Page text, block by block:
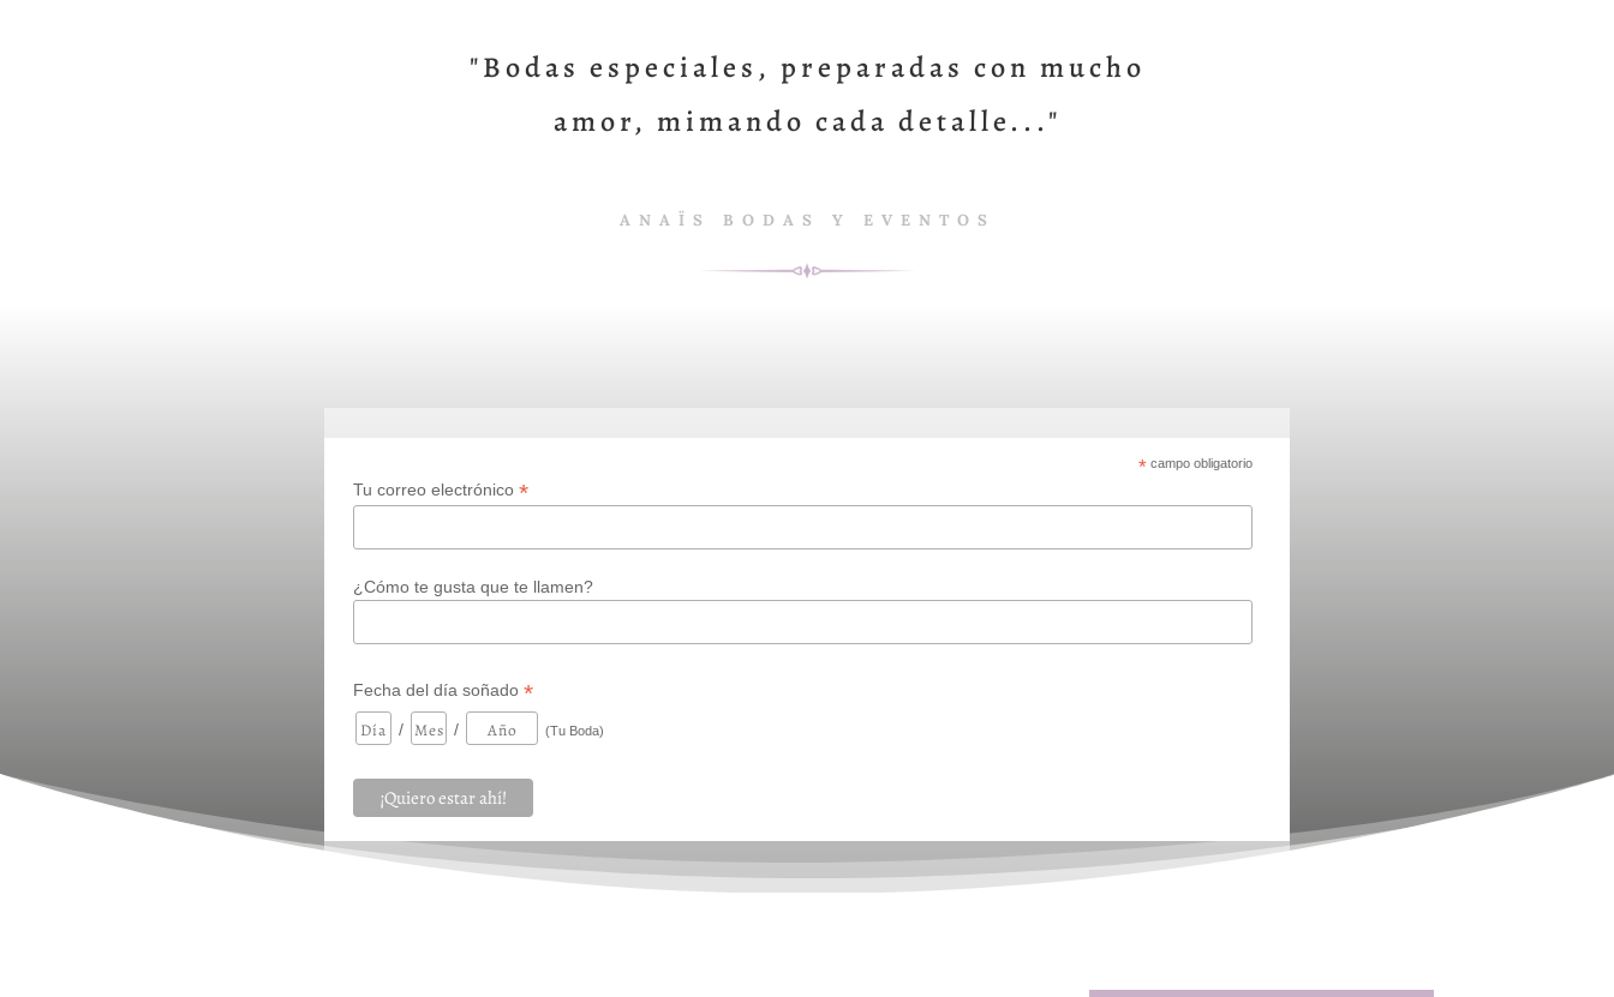
"Bodas especiales, preparadas con mucho
amor, mimando cada detalle..."
ANAÏS BODAS Y EVENTOS
*campo obligatorio
Tu correo electrónico*
¿Cómo te gusta que te llamen?
Fecha del día soñado*
/ / (Tu Boda)